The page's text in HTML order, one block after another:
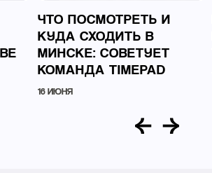
ЧТО ПОСМОТРЕТЬ И
КУДА СХОДИТЬ В
МИНСКЕ: СОВЕТУЕТ
КОМАНДА TIMEPAD
16 ИЮНЯ